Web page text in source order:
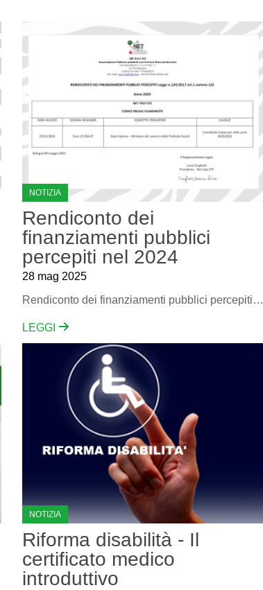
NOTIZIA
Rendiconto dei
finanziamenti pubblici
percepiti nel 2024
28 mag 2025
Rendiconto dei finanziamenti pubblici percepiti nel 2024
LEGGI
NOTIZIA
Riforma disabilità - Il
certificato medico
introduttivo